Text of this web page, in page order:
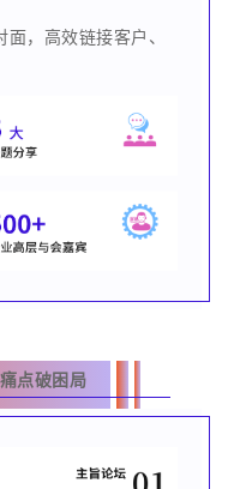
，高效链接客户、
点破困局